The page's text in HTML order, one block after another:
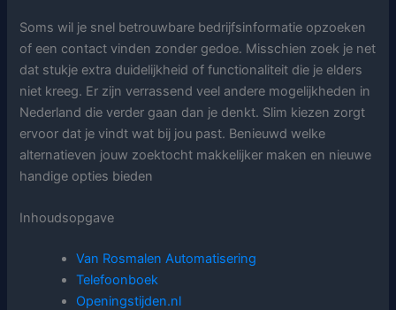
Soms wil je snel betrouwbare bedrijfsinformatie opzoeken
of een contact vinden zonder gedoe. Misschien zoek je net
dat stukje extra duidelijkheid of functionaliteit die je elders
niet kreeg. Er zijn verrassend veel andere mogelijkheden in
Nederland die verder gaan dan je denkt. Slim kiezen zorgt
ervoor dat je vindt wat bij jou past. Benieuwd welke
alternatieven jouw zoektocht makkelijker maken en nieuwe
handige opties bieden
Inhoudsopgave
Van Rosmalen Automatisering
Telefoonboek
Openingstijden.nl